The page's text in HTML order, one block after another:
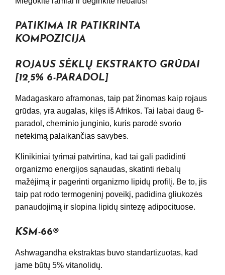
PATIKIMA IR PATIKRINTA
KOMPOZICIJA
ROJAUS SĖKLŲ EKSTRAKTO GRŪDAI
[12,5% 6-PARADOL]
Madagaskaro aframonas, taip pat žinomas kaip rojaus
grūdas, yra augalas, kilęs iš Afrikos. Tai labai daug 6-
paradol, cheminio junginio, kuris parodė svorio
netekimą palaikančias savybes.
Klinikiniai tyrimai patvirtina, kad tai gali padidinti
organizmo energijos sąnaudas, skatinti riebalų
mažėjimą ir pagerinti organizmo lipidų profilį. Be to, jis
taip pat rodo termogeninį poveikį, padidina gliukozės
panaudojimą ir slopina lipidų sintezę adipocituose.
KSM-66®
Ashwagandha ekstraktas buvo standartizuotas, kad
jame būtų 5% vitanolidų.